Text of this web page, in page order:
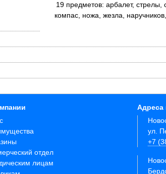
19 предметов: арбалет, стрелы,
компас, ножа, жезла,
отдел
лицам
Адреса
ул.
+7